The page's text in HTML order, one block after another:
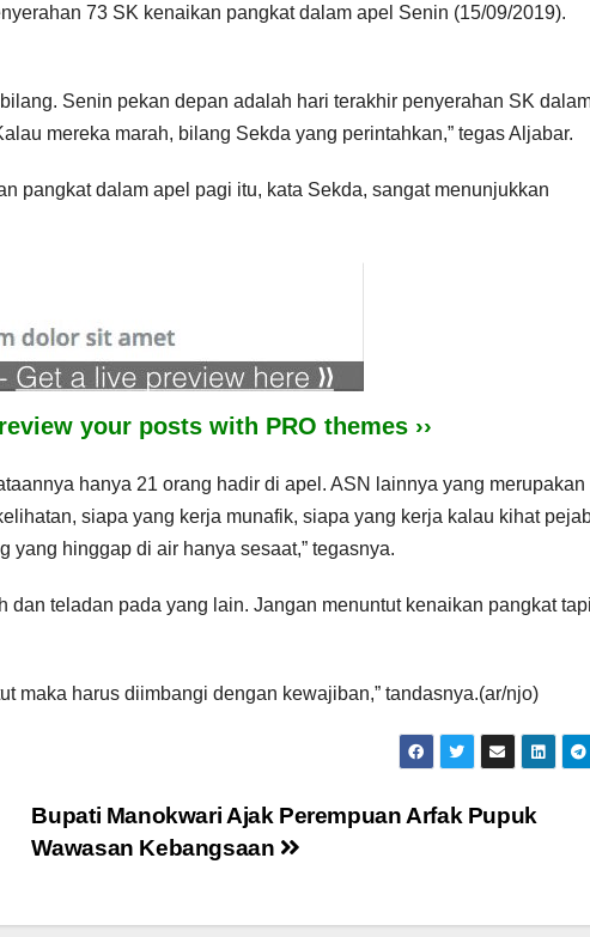
73 SK kenaikan pangkat dalam apel Senin (15/09/2019).
Senin pekan depan adalah hari terakhir penyerahan SK
mereka marah, bilang Sekda yang perintahkan,” tegas Aljabar.
pangkat dalam apel pagi itu, kata Sekda, sangat menunjukkan
your posts with PRO themes ››
hanya 21 orang hadir di apel. ASN lainnya yang merupakan
siapa yang kerja munafik, siapa yang kerja kalau kihat
yang hinggap di air hanya sesaat,” tegasnya.
dan teladan pada yang lain. Jangan menuntut kenaikan pangkat tapi
maka harus diimbangi dengan kewajiban,” tandasnya.(ar/njo)
Bupati Manokwari Ajak Perempuan Arfak Pupuk
Wawasan Kebangsaan